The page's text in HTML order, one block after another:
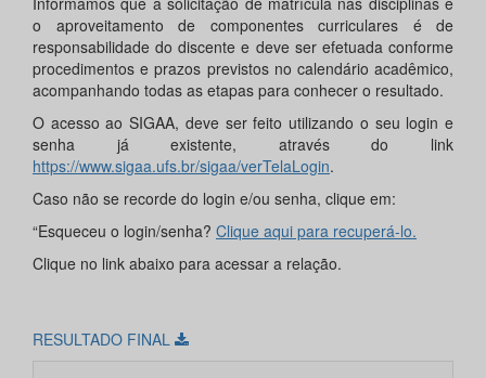
o aproveitamento de componentes curriculares é de
responsabilidade do discente e deve ser efetuada conforme
procedimentos e prazos previstos no calendário acadêmico,
acompanhando todas as etapas para conhecer o resultado.
O acesso ao SIGAA, deve ser feito utilizando o seu login e
senha já existente, através do link
https://www.sigaa.ufs.br/sigaa/verTelaLogin.
Caso não se recorde do login e/ou senha, clique em:
“Esqueceu o login/senha? Clique aqui para recuperá-lo.
Clique no link abaixo para acessar a relação.
RESULTADO FINAL